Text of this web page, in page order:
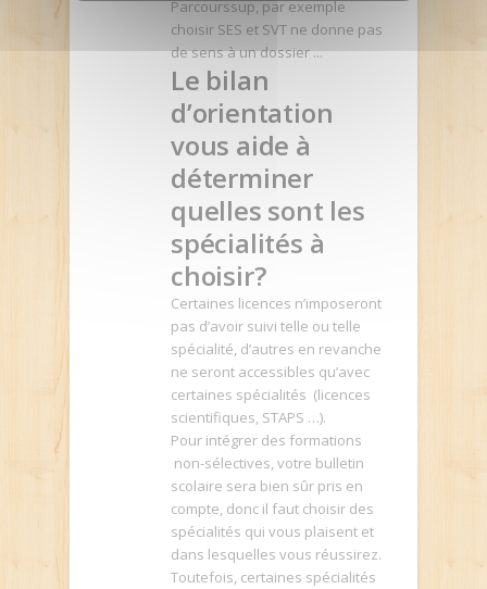
Parcourssup, par exemple
choisir SES et SVT ne donne pas
de sens à un dossier ...
Le bilan
d’orientation
vous aide à
déterminer
quelles sont les
spécialités à
choisir?
Certaines licences n’imposeront
pas d’avoir suivi telle ou telle
spécialité, d’autres en revanche
ne seront accessibles qu’avec
certaines spécialités (licences
scientifiques, STAPS …).
Pour intégrer des formations
non-sélectives, votre bulletin
scolaire sera bien sûr pris en
compte, donc il faut choisir des
spécialités qui vous plaisent et
dans lesquelles vous réussirez.
Toutefois, certaines spécialités